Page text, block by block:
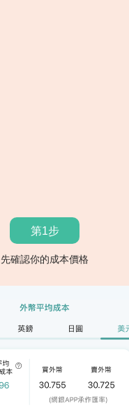
第1步
先確認你的成本價格